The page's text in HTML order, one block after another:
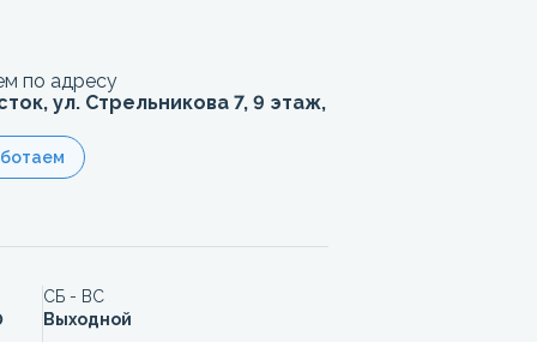
по адресу
ул. Стрельникова 7, 9 этаж,
СБ - ВС
Выходной